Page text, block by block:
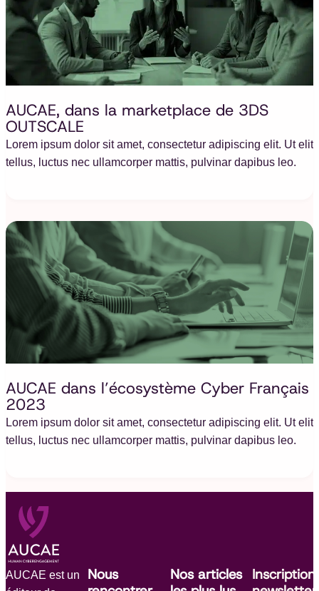
AUCAE, dans la marketplace de 3DS
OUTSCALE
Lorem ipsum dolor sit amet, consectetur adipiscing elit. Ut elit
tellus, luctus nec ullamcorper mattis, pulvinar dapibus leo.
AUCAE dans l’écosystème Cyber Français
2023
Lorem ipsum dolor sit amet, consectetur adipiscing elit. Ut elit
tellus, luctus nec ullamcorper mattis, pulvinar dapibus leo.
AUCAE est un
Nous
Nos articles
Inscription